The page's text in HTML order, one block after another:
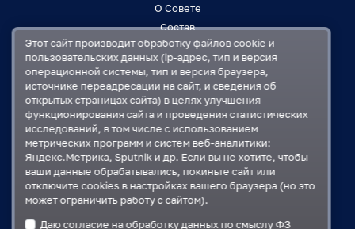
О Совете
Состав
Заседания
Контакты
Регламент
План работ
Решения
Государственная Дума
Московская областная Дума
Этот сайт производит обработкуфайлов cookie и
пользовательских данных (ip-адрес, тип и версия
операционной системы, тип и версия браузера,
источнике переадресации на сайт, и сведения об
открытых страницах сайта) в целях улучшения
функционирования сайта и проведения статистических
исследований, в том числе с использованием
метрических программ и систем веб-аналитики:
Яндекс.Метрика, Sputnik и др. Если вы не хотите, чтобы
ваши данные обрабатывались, покиньте сайт или
отключите cookies в настройках вашего браузера (но это
может ограничить работу с сайтом).
Даю согласие на обработку данных по смыслуФЗ